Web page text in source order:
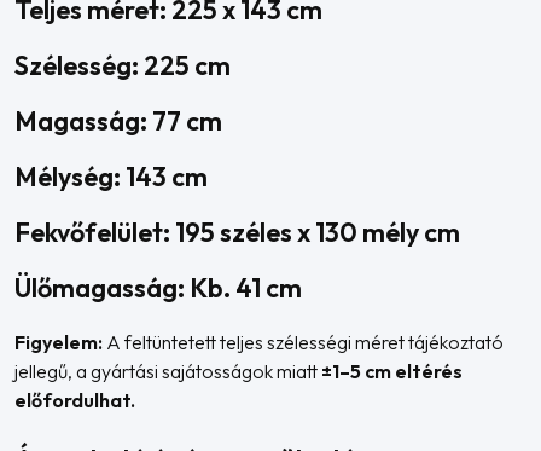
Teljes méret: 225 x 143 cm
Szélesség: 225 cm
Magasság: 77 cm
Mélység: 143 cm
Fekvőfelület: 195 széles x 130 mély cm
Ülőmagasság: Kb. 41 cm
Figyelem: A feltüntetett teljes szélességi méret tájékoztató
jellegű, a gyártási sajátosságok miatt ±1–5 cm eltérés
előfordulhat.